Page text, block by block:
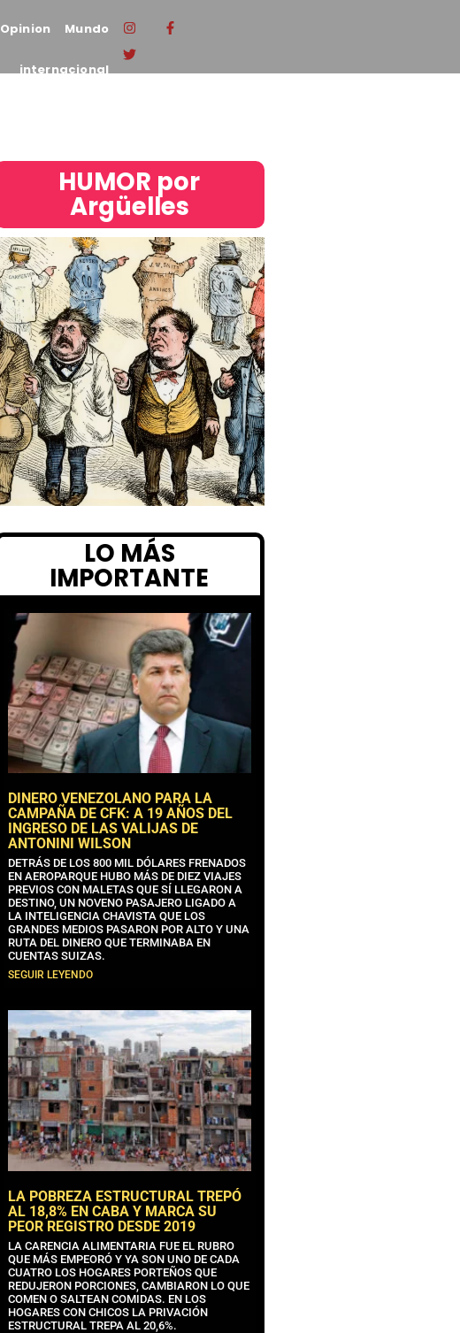
Opinion Mundo
internacional
HUMOR por
Argüelles​
LO MÁS
IMPORTANTE
DINERO VENEZOLANO PARA LA
CAMPAÑA DE CFK: A 19 AÑOS DEL
INGRESO DE LAS VALIJAS DE
ANTONINI WILSON
DETRÁS DE LOS 800 MIL DÓLARES FRENADOS
EN AEROPARQUE HUBO MÁS DE DIEZ VIAJES
PREVIOS CON MALETAS QUE SÍ LLEGARON A
DESTINO, UN NOVENO PASAJERO LIGADO A
LA INTELIGENCIA CHAVISTA QUE LOS
GRANDES MEDIOS PASARON POR ALTO Y UNA
RUTA DEL DINERO QUE TERMINABA EN
CUENTAS SUIZAS.
SEGUIR LEYENDO
LA POBREZA ESTRUCTURAL TREPÓ
AL 18,8% EN CABA Y MARCA SU
PEOR REGISTRO DESDE 2019
LA CARENCIA ALIMENTARIA FUE EL RUBRO
QUE MÁS EMPEORÓ Y YA SON UNO DE CADA
CUATRO LOS HOGARES PORTEÑOS QUE
REDUJERON PORCIONES, CAMBIARON LO QUE
COMEN O SALTEAN COMIDAS. EN LOS
HOGARES CON CHICOS LA PRIVACIÓN
ESTRUCTURAL TREPA AL 20,6%.